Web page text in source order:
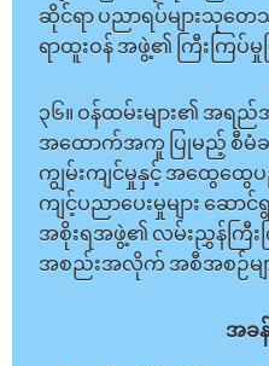
ဆိုင်ရာ ပညာရပ်များသုတေ
ရာထူးဝန် အဖွဲ့၏ ကြီးကြပ်
၃၆။ ဝန်ထမ်းများ၏ အရ
အထောက်အကူ ပြုမည့် စီမံခ
ကျွမ်းကျင်မှုနှင့် အထွေထွေ
ကျင့်ပညာပေးမှုများ ဆေ
အစိုးရအဖွဲ့၏ လမ်းညွှန်ကြီး
အစည်းအလိုက် အစီအစဉ်မျ
အခန်